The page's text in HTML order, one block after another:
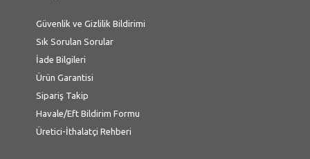
Güvenlik ve Gizlilik Bildirimi
Sık Sorulan Sorular
İade Bilgileri
Ürün Garantisi
Sipariş Takip
Havale/Eft Bildirim Formu
Üretici-İthalatçi Rehberi